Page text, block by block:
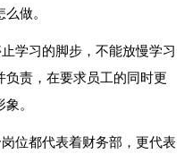
做。
学习的脚步，不能放慢学习
责，在要求员工的同时更
。
位都代表着财务部，更代表